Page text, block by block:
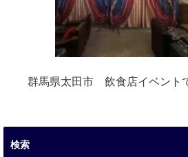
群馬県太田市 飲食店イベント
検索